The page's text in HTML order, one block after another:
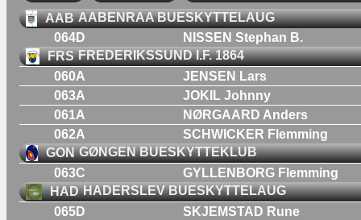
AAB AABENRAA BUESKYTTELAUG
064D
NISSEN Stephan B.
FRS FREDERIKSSUND I.F. 1864
060A
JENSEN Lars
063A
JOKIL Johnny
061A
NØRGAARD Anders
062A
SCHWICKER Flemming
GON GØNGEN BUESKYTTEKLUB
063C
GYLLENBORG Flemming
HAD HADERSLEV BUESKYTTELAUG
065D
SKJEMSTAD Rune